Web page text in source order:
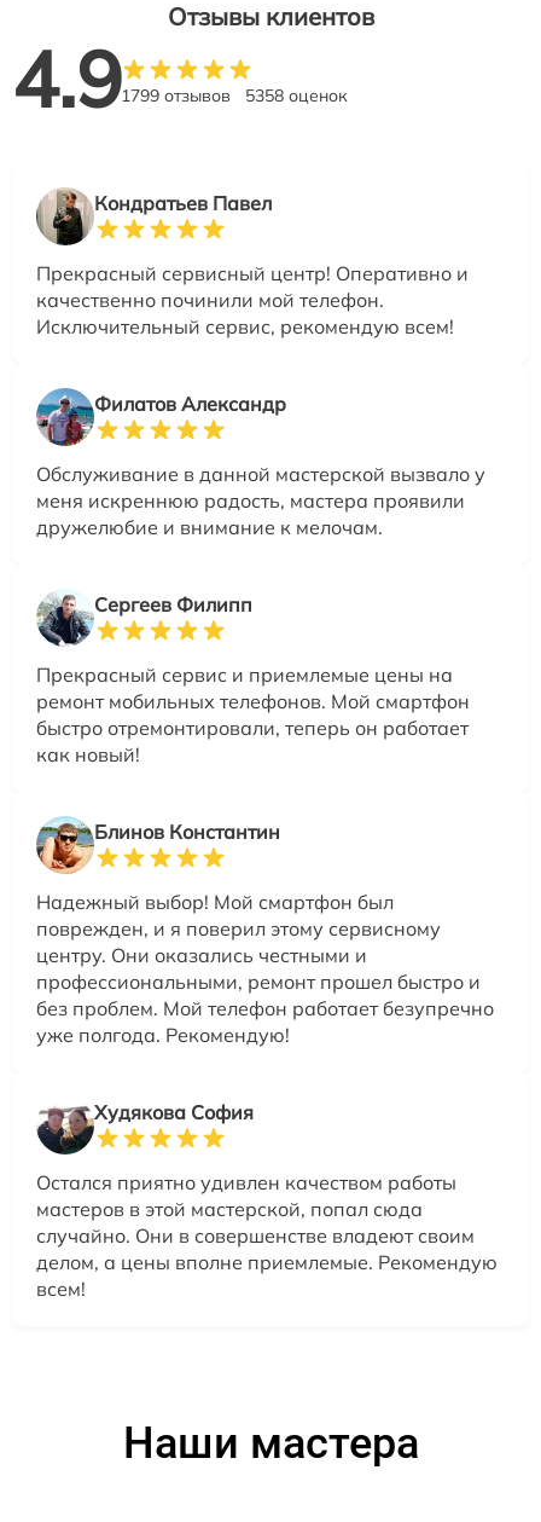
Отзывы клиентов
4.91799 отзывов 5358 оценок
Кондратьев Павел
Прекрасный сервисный центр! Оперативно и
качественно починили мой телефон.
Исключительный сервис, рекомендую всем!
Филатов Александр
Обслуживание в данной мастерской вызвало у
меня искреннюю радость, мастера проявили
дружелюбие и внимание к мелочам.
Сергеев Филипп
Прекрасный сервис и приемлемые цены на
ремонт мобильных телефонов. Мой смартфон
быстро отремонтировали, теперь он работает
как новый!
Блинов Константин
Надежный выбор! Мой смартфон был
поврежден, и я поверил этому сервисному
центру. Они оказались честными и
профессиональными, ремонт прошел быстро и
без проблем. Мой телефон работает безупречно
уже полгода. Рекомендую!
Худякова София
Остался приятно удивлен качеством работы
мастеров в этой мастерской, попал сюда
случайно. Они в совершенстве владеют своим
делом, а цены вполне приемлемые. Рекомендую
всем!
Наши мастера